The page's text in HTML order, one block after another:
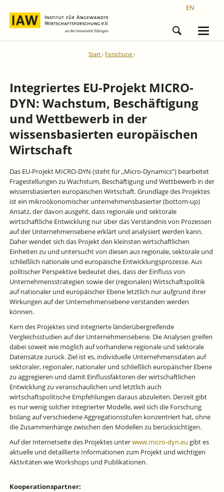
EN
Start Forschung
Integriertes EU-Projekt MICRO-
DYN: Wachstum, Beschäftigung
und Wettbewerb in der
wissensbasierten europäischen
Wirtschaft
Das EU-Projekt MICRO-DYN (steht für „Micro-Dynamics“) bearbeitet
Fragestellungen zu Wachstum, Beschäftigung und Wettbewerb in der
wissensbasierten europäischen Wirtschaft. Grundlage des Projektes
ist ein mikroökonomischer unternehmensbasierter (bottom-up)
Ansatz, der davon ausgeht, dass regionale und sektorale
wirtschaftliche Entwicklung nur über das Verständnis von Prozessen
auf der Unternehmensebene erklärt und analysiert werden kann.
Daher wendet sich das Projekt den kleinsten wirtschaftlichen
Einheiten zu und untersucht von diesen aus regionale, sektorale und
schließlich nationale und europäische Entwicklungsprozesse. Aus
politischer Perspektive bedeutet dies, dass der Einfluss von
Unternehmensstrategien sowie der (regionalen) Wirtschaftspolitik
auf nationaler und europäischer Ebene letztlich nur aufgrund ihrer
Wirkungen auf der Unternehmensebene verstanden werden
können.
Kern des Projektes sind integrierte länderübergreifende
Vergleichsstudien auf der Unternehmensebene. Die Analysen greifen
dabei soweit wie möglich auf vorhandene regionale und sektorale
Datensätze zurück. Ziel ist es, individuelle Unternehmensdaten auf
sektoraler, regionaler, nationaler und schließlich europäischer Ebene
zu aggregieren und damit Einflussfaktoren der wirtschaftlichen
Entwicklung zu veranschaulichen und letztlich auch
wirtschaftspolitische Empfehlungen daraus abzuleiten. Derzeit gibt
es nur wenig solcher integrierter Modelle, weil sich die Forschung
bislang auf verschiedene Aggregationsstufen konzentriert hat, ohne
die Zusammenhänge zwischen den Modellen zu berücksichtigen.
Auf der Internetseite des Projektes unterwww.micro-dyn.eu gibt es
aktuelle und detaillierte Informationen zum Projekt und wichtigen
Aktivitäten wie Workshops und Publikationen.
Kooperationspartner: